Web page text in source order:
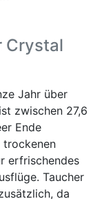
Crystal
Jahr über
zwischen 27,6
Ende
trockenen
erfrischendes
Taucher
da